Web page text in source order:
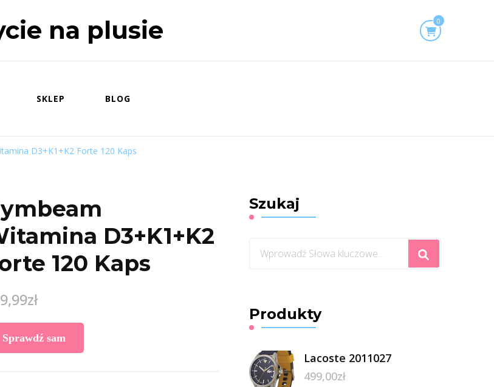
na plusie 0
SKLEP BLOG
D3+K1+K2 Forte 120 Kaps
D3+K1+K2
120 Kaps
zł
Sprawdź sam
Szukaj
Szukasz
Produkty
Lacoste 2011027
499,00zł